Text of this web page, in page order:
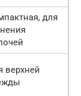
для
верхней